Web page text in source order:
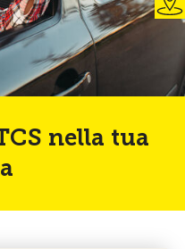
nella tua